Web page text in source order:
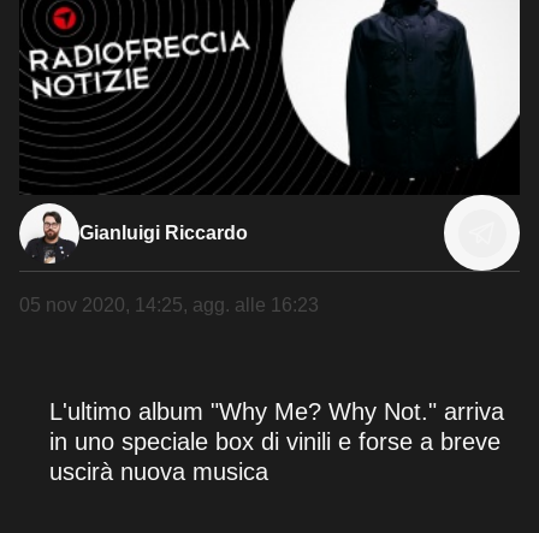
Gianluigi Riccardo
05 nov 2020, 14:25, agg. alle 16:23
L'ultimo album "Why Me? Why Not." arriva
in uno speciale box di vinili e forse a breve
uscirà nuova musica